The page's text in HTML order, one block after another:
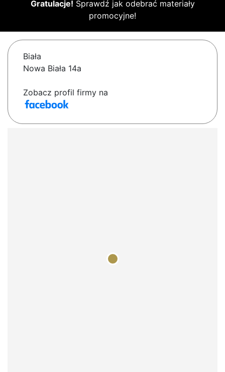
Gratulacje! Sprawdź jak odebrać materiały
promocyjne!
Biała
Nowa Biała 14a
Zobacz profil firmy na